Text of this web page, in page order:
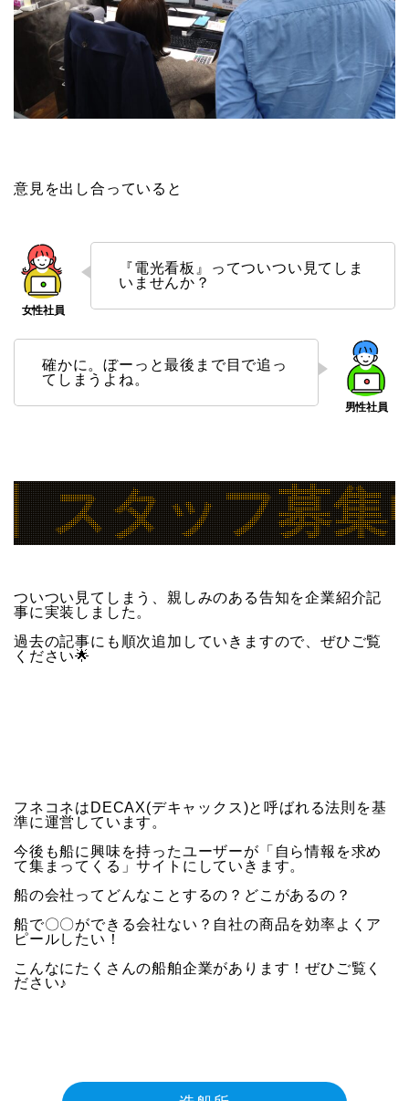
意見を出し合っていると
『電光看板』ってついつい見てしま
いませんか？
確かに。ぼーっと最後まで目で追っ
てしまうよね。
ッフ募集中
ついつい見てしまう、親しみのある告知を企業紹介記
事に実装しました。
過去の記事にも順次追加していきますので、ぜひご覧
ください🌟
フネコネはDECAX(デキャックス)と呼ばれる法則を基
準に運営しています。
今後も船に興味を持ったユーザーが「自ら情報を求め
て集まってくる」サイトにしていきます。
船の会社ってどんなことするの？どこがあるの？
船で〇〇ができる会社ない？自社の商品を効率よくア
ピールしたい！
こんなにたくさんの船舶企業があります！ぜひご覧く
ださい♪